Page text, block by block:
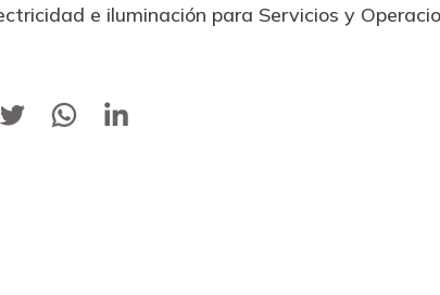
e iluminación para Servicios y